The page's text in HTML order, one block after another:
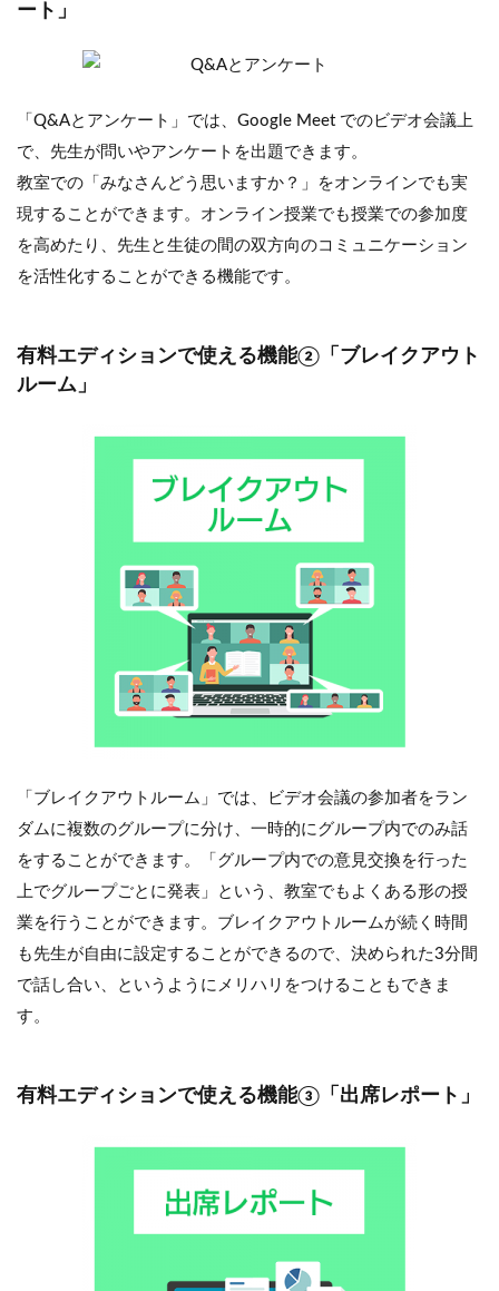
ート」
「Q&Aとアンケート」では、Google Meet でのビデオ会議上
で、先生が問いやアンケートを出題できます。
教室での「みなさんどう思いますか？」をオンラインでも実
現することができます。オンライン授業でも授業での参加度
を高めたり、先生と生徒の間の双方向のコミュニケーション
を活性化することができる機能です。
有料エディションで使える機能②「ブレイクアウト
ルーム」
「ブレイクアウトルーム」では、ビデオ会議の参加者をラン
ダムに複数のグループに分け、一時的にグループ内でのみ話
をすることができます。「グループ内での意見交換を行った
上でグループごとに発表」という、教室でもよくある形の授
業を行うことができます。ブレイクアウトルームが続く時間
も先生が自由に設定することができるので、決められた3分間
で話し合い、というようにメリハリをつけることもできま
す。
有料エディションで使える機能③「出席レポート」